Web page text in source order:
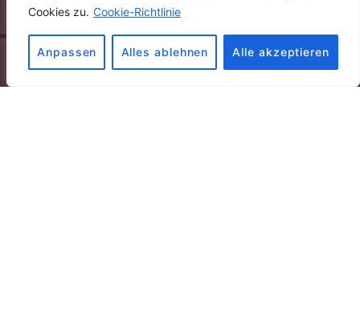
Cookies zu. Cookie-Richtlinie
Anpassen Alles ablehnen Alle akzeptieren